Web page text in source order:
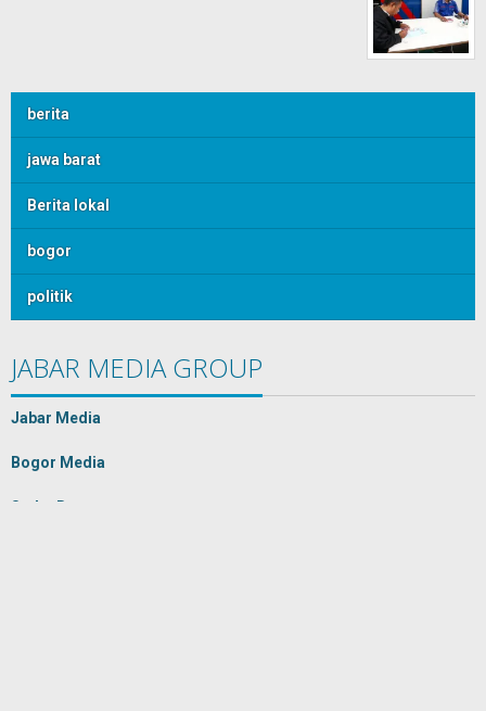
berita
jawa barat
Berita lokal
bogor
politik
JABAR MEDIA GROUP
Jabar Media
Bogor Media
Sudut Bogor